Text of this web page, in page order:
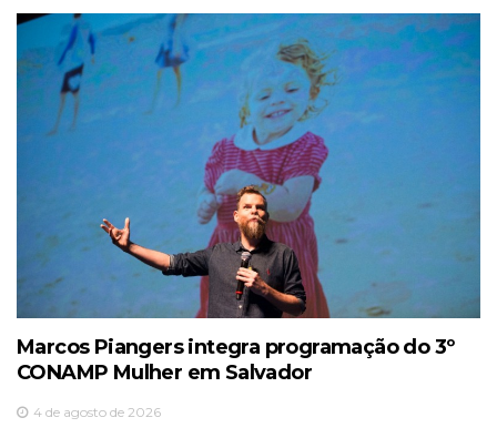
Marcos Piangers integra programação do 3º
CONAMP Mulher em Salvador
4 de agosto de 2026